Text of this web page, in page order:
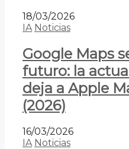
18/03/2026
IA Noticias
Google Maps
futuro: la
deja a Apple
(2026)
16/03/2026
IA Noticias